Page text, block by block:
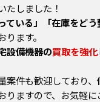
たしました！
ている」「在庫をど
ます。
設備機器の買取を強化
案件も歓迎しており
りますので、お気軽に